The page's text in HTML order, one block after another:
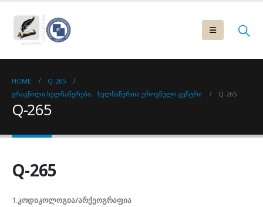
HOME
Q-265
ᲒᲠᲐᲒᲜᲘᲚᲘ ᲮᲔᲚᲜᲐᲬᲔᲠᲔᲑᲘ, ᲮᲔᲚᲜᲐᲬᲔᲠᲗᲐ ᲔᲠᲝᲕᲜᲣᲚᲘ ᲪᲔᲜᲢᲠᲘ Q-265
Q-265
Q-265
1.კოდიკოლოგია/არქეოგრაფია